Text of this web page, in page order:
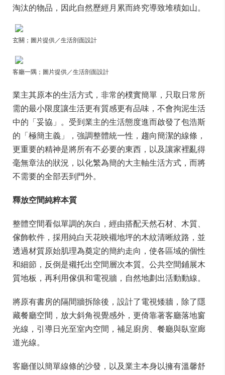
淘汰的物品，因此自然歷經月累而終究導致堆積如山。
玄關；圖片提供／生活剖面設計
客廳一隅；圖片提供／生活剖面設計
業主其原本的生活方式，非常的樸實簡單，只取日常所
需的最小限度讓生活更有質感更有品味，不會拘泥生活
中的「妥協」。受到業主的生活態度進而啟發了包浩斯
的「極簡主義」，強調整體統一性，趨向簡潔的線條，
更重要的精神是將所有不必要的東西，以及讓家裡亂得
毫無章法的狀況，以化繁為簡的大主軸生活方式，而將
不需要的全部丟到門外。
釋放空間純粹本質
整體空間看似單調的灰白，經由搭配天然石材、木質、
傢飾軟件，採用純白天花映襯地坪的木紋清晰紋路，並
透過材質原始肌理為奠定的簡約走向，使各區域的個性
和細節，反倒是襯托出空間層次本質。公共空間鋪展木
質地板，再利用傢俱和電視牆，自然地劃出活動動線。
將原有書房的隔間牆拆除後，設計了電視矮牆，除了隱
藏餐廳空間，放大斜角視覺感外，更倚靠著客廳落地窗
光線，引導日光至室內空間，補足廚房、餐廳與臥室廊
道光線。
客廳僅以簡單線條的沙發，以及業主本身以擁有溫馨舒